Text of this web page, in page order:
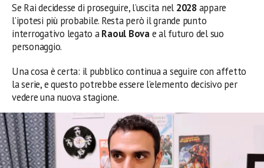
Se Rai decidesse di proseguire, l’uscita nel 2028appare
l’ipotesi più probabile. Resta però il grande punto
interrogativo legato aRaoul Bovae al futuro del suo
personaggio.
Una cosa è certa: il pubblico continua a seguire con affetto
la serie, e questo potrebbe essere l’elemento decisivo per
vedere una nuova stagione.